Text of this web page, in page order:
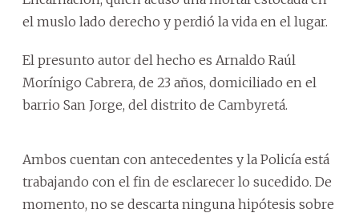
el muslo lado derecho y perdió la vida en el lugar.
El presunto autor del hecho es Arnaldo Raúl
Morínigo Cabrera, de 23 años, domiciliado en el
barrio San Jorge, del distrito de Cambyretá.
Ambos cuentan con antecedentes y la Policía está
trabajando con el fin de esclarecer lo sucedido. De
momento, no se descarta ninguna hipótesis sobre